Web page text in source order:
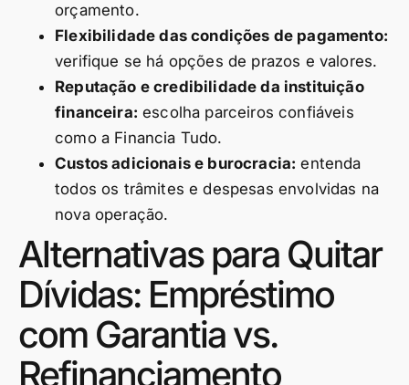
orçamento.
Flexibilidade das condições de pagamento:
verifique se há opções de prazos e valores.
Reputação e credibilidade da instituição
financeira: escolha parceiros confiáveis
como a Financia Tudo.
Custos adicionais e burocracia: entenda
todos os trâmites e despesas envolvidas na
nova operação.
Alternativas para Quitar
Dívidas: Empréstimo
com Garantia vs.
Refinanciamento